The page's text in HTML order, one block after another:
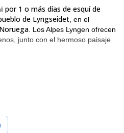
por 1 o más días de esquí de
de Lyngseidet , en el
. Los Alpes Lyngen ofrecen
junto con el hermoso paisaje
travesía dependiendo de las
cielo. Por supuesto,
deseos, nivel de habilidad y
ya que queremos estar